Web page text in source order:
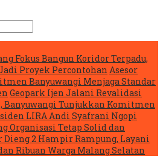
Fokus Bangun Koridor Terpadu,
Proyek Percontohan Asesor
Banyuwangi Menjaga Standar
Geopark Ijen Jalani Revalidasi
Banyuwangi Tunjukkan Komitmen
LIRA Andi Syafrani Ngopi
Organisasi Tetap Solid dan
Dieng 2 Hampir Rampung, Layani
Ribuan Warga Malang Selatan